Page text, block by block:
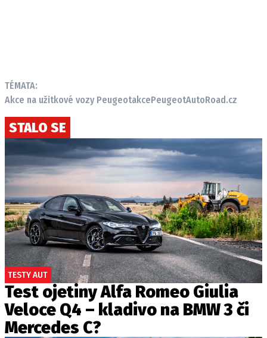
TÉMATA:
Akce na užitkové vozy PeugeotakcePeugeotAutoRoad.cz
STALO SE
TESTY AUT
Test ojetiny Alfa Romeo Giulia
Veloce Q4 – kladivo na BMW 3 či
Mercedes C?